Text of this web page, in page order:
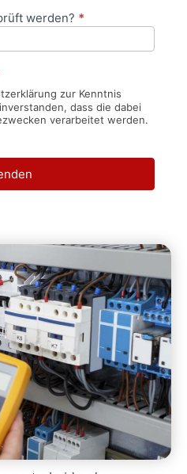
werden? *
zur Kenntnis
dass die dabei
verarbeitet werden.